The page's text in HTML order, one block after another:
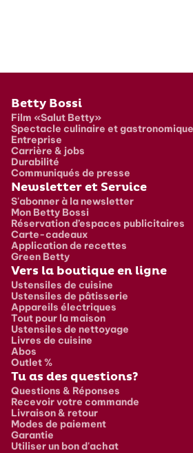
Pied de page
Betty Bossi
Film «Salut Betty»
Spectacle culinaire et
Entreprise
Carrière & jobs
Durabilité
Communiqués de presse
Newsletter et Service
S'abonner à la newsletter
Mon Betty Bossi
Réservation d’espaces publicitaires
Carte-cadeaux
Application de recettes
Green Betty
Vers la boutique en ligne
Ustensiles de cuisine
Ustensiles de pâtisserie
Appareils électriques
Tout pour la maison
Ustensiles de nettoyage
Livres de cuisine
Abos
Outlet %
Tu as des questions?
Questions & Réponses
Recevoir votre commande
Livraison & retour
Modes de paiement
Garantie
Utiliser un bon d'achat